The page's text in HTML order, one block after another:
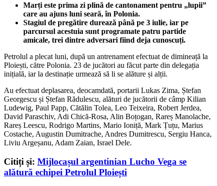
Marți este prima zi plină de cantonament pentru „lupii”
care au ajuns luni seară, în Polonia.
Stagiul de pregătire durează până pe 3 iulie, iar pe
parcursul acestuia sunt programate patru partide
amicale, trei dintre adversari fiind deja cunoscuți.
Petrolul a plecat luni, după un antrenament efectuat de dimineață la
Ploiești, către Polonia. 23 de jucători au făcut parte din delegația
inițială, iar la destinație urmează să li se alăture și alții.
Au efectuat deplasarea, deocamdată, portarii Lukas Zima, Ștefan
Georgescu și Ștefan Rădulescu, alături de jucătorii de câmp Kilian
Ludewig, Paul Papp, Cătălin Tolea, Leo Teixeira, Robert Jerdea,
David Paraschiv, Adi Chică-Rosa, Alin Boțogan, Rareș Manolache,
Rareș Leescu, Rodrigo Martins, Mario Ioniță, Mark Țuțu, Marius
Costache, Augustin Dumitrache, Andres Dumitrescu, Sergiu Hanca,
Liviu Argeșanu, Adam Zaian, Israel Dele.
Citiți și: Mijlocașul argentinian Lucho Vega se
alătură echipei Petrolul Ploiești